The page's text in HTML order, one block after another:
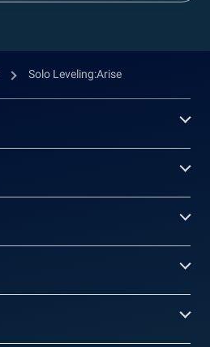
Solo Leveling:Arise